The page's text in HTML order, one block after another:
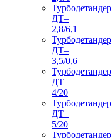
Турбодетандер
ДТ–
2,8/6,1
Турбодетандер
ДТ–
3,5/0,6
Турбодетандер
ДТ–
4/20
Турбодетандер
ДТ–
5/20
Турбодетандер